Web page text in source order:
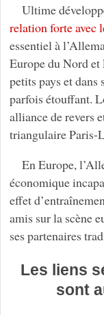
Ultime
relation forte avec
essentiel à
Europe du Nord et
petits pays et
parfois étouffant.
alliance de revers
triangulaire Paris-
En Europe,
économique
effet
amis sur la scène
ses partenaires
Les liens
sont